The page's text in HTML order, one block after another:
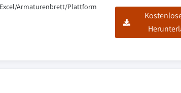
Armaturenbrett/Plattform